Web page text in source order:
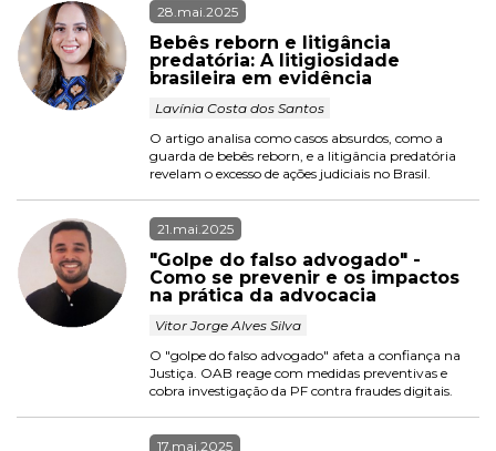
28.mai.2025
Bebês reborn e litigância
predatória: A litigiosidade
brasileira em evidência
Lavínia Costa dos Santos
O artigo analisa como casos absurdos, como a
guarda de bebês reborn, e a litigância predatória
revelam o excesso de ações judiciais no Brasil.
21.mai.2025
"Golpe do falso advogado" -
Como se prevenir e os impactos
na prática da advocacia
Vitor Jorge Alves Silva
O "golpe do falso advogado" afeta a confiança na
Justiça. OAB reage com medidas preventivas e
cobra investigação da PF contra fraudes digitais.
17.mai.2025